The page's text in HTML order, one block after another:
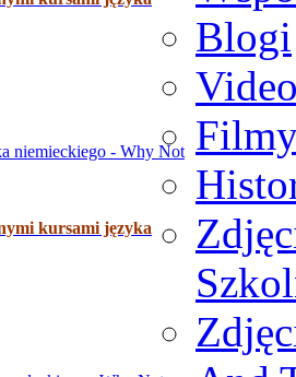
kursami języka
Blogi